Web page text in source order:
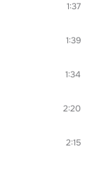
1:37
1:39
1:34
2:20
2:15